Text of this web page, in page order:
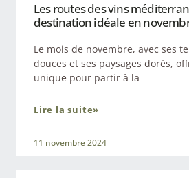
Les routes des vins
destination idéale en
Le mois de novembre, avec ses
douces et ses paysages dorés,
unique pour partir à la
Lire la suite»
11 novembre 2024